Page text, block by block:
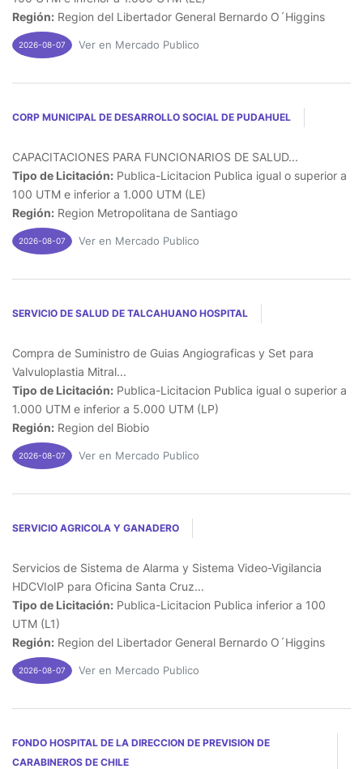
Región: Region del Libertador General Bernardo O´Higgins
2026-08-07 Ver en Mercado Publico
CORP MUNICIPAL DE DESARROLLO SOCIAL DE PUDAHUEL
CAPACITACIONES PARA FUNCIONARIOS DE SALUD...
Tipo de Licitación: Publica-Licitacion Publica igual o superior a
100 UTM e inferior a 1.000 UTM (LE)
Región: Region Metropolitana de Santiago
2026-08-07 Ver en Mercado Publico
SERVICIO DE SALUD DE TALCAHUANO HOSPITAL
Compra de Suministro de Guias Angiograficas y Set para
Valvuloplastia Mitral...
Tipo de Licitación: Publica-Licitacion Publica igual o superior a
1.000 UTM e inferior a 5.000 UTM (LP)
Región: Region del Biobio
2026-08-07 Ver en Mercado Publico
SERVICIO AGRICOLA Y GANADERO
Servicios de Sistema de Alarma y Sistema Video-Vigilancia
HDCVIoIP para Oficina Santa Cruz...
Tipo de Licitación: Publica-Licitacion Publica inferior a 100
UTM (L1)
Región: Region del Libertador General Bernardo O´Higgins
2026-08-07 Ver en Mercado Publico
FONDO HOSPITAL DE LA DIRECCION DE PREVISION DE
CARABINEROS DE CHILE